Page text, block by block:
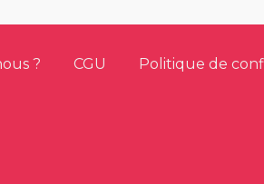
? CGU Politique de